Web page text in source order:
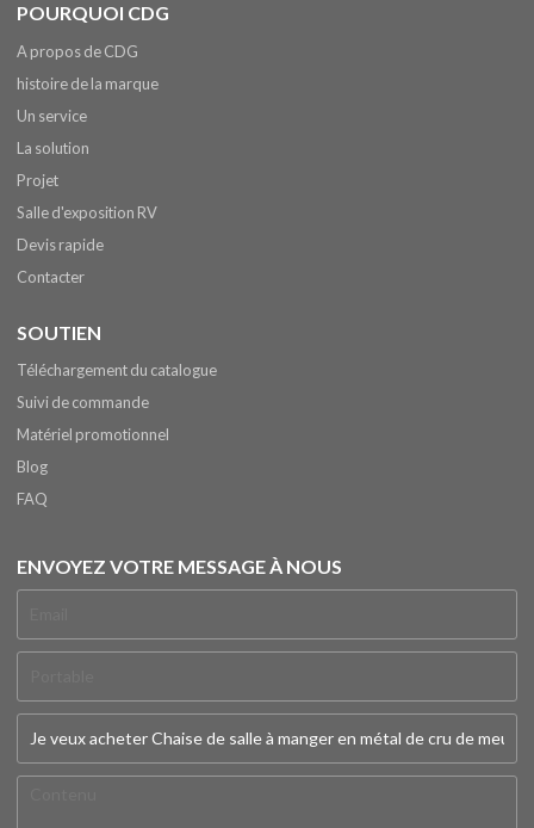
POURQUOI CDG
A propos de CDG
histoire de la marque
Un service
La solution
Projet
Salle d'exposition RV
Devis rapide
Contacter
SOUTIEN
Téléchargement du catalogue
Suivi de commande
Matériel promotionnel
Blog
FAQ
ENVOYEZ VOTRE MESSAGE À NOUS